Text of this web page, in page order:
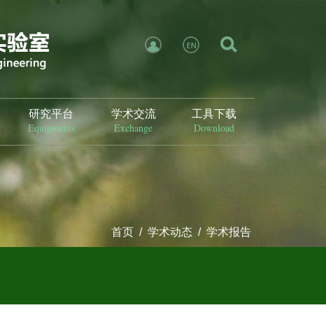
研究平台
Equipments
学术交流
Exchange
工具下载
Download
首页 / 学术动态 / 学术报告